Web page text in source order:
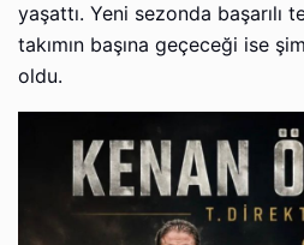
yaşattı. Yeni sezonda başarılı
takımın başına geçeceği ise
oldu.